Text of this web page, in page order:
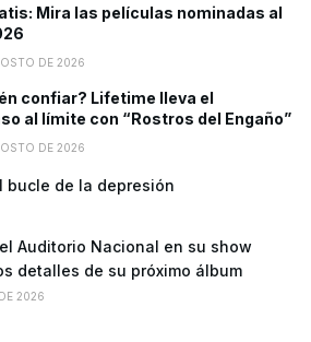
Mira las películas nominadas al
DE 2026
confiar? Lifetime lleva el
al límite con “Rostros del Engaño”
DE 2026
bucle de la depresión
Auditorio Nacional en su show
detalles de su próximo álbum
2026